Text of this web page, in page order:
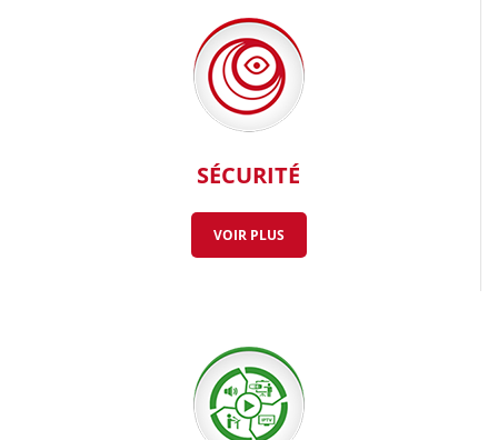
SÉCURITÉ
VOIR PLUS